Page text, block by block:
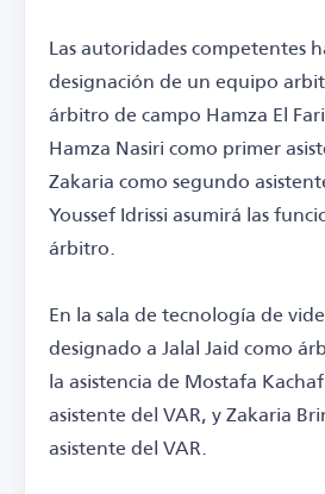
Las autoridades competentes
designación de un equipo
árbitro de campo Hamza El
Hamza Nasiri como primer
Zakaria como segundo
Youssef Idrissi asumirá las
árbitro.
En la sala de tecnología de
designado a Jalal Jaid como
la asistencia de Mostafa
asistente del VAR, y Zakaria
asistente del VAR.